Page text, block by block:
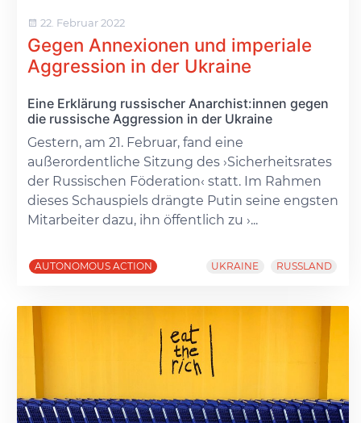
22. Februar 2022
Gegen Annexionen und imperiale
Aggression in der Ukraine
Eine Erklärung russischer Anarchist:innen gegen
die russische Aggression in der Ukraine
Gestern, am 21. Februar, fand eine
außerordentliche Sitzung des ›Sicherheitsrates
der Russischen Föderation‹ statt. Im Rahmen
dieses Schauspiels drängte Putin seine engsten
Mitarbeiter dazu, ihn öffentlich zu ›...
AUTONOMOUS ACTION UKRAINE RUSSLAND